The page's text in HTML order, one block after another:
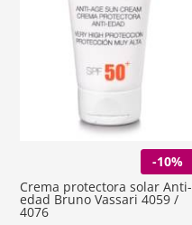
-10%
Crema protectora solar Anti-
edad Bruno Vassari 4059 /
4076